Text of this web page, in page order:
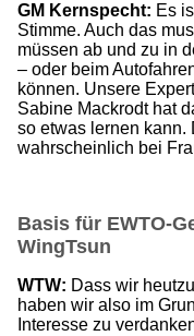
GM Kernspecht: Es
Stimme. Auch das
müssen ab und zu in
– oder beim
können. Unsere
Sabine Mackrodt hat
so etwas lernen kann.
wahrscheinlich bei
Basis für EWTO-
WingTsun
WTW: Dass wir
haben wir also im
Interesse zu